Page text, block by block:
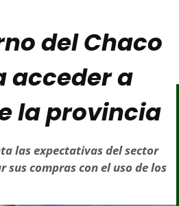
del Chaco
acceder a
la provincia
las expectativas del sector
compras con el uso de los